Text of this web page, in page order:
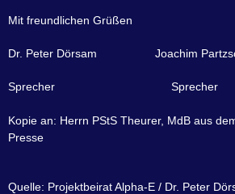
Mit freundlichen Grüßen
Dr. Peter Dörsam Joachim
Sprecher Sprecher
Kopie an: Herrn PStS Theurer, MdB aus
Presse
Quelle: Projektbeirat Alpha-E / Dr. Peter